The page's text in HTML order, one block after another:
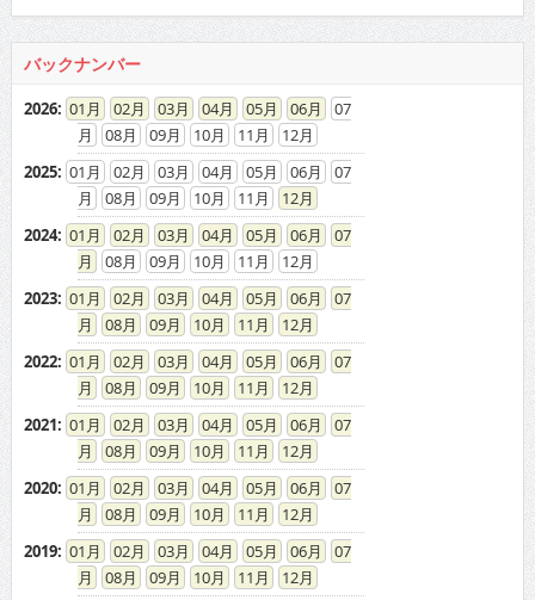
2026:01 02 03 04 05 06
07
08
2025: 01 02 03 04 05 06
07
08
09 10 11
12
2024: 01 02 03 04 05 06
07
08
09 10 11
12
2023: 01 02 03 04 05 06
07
08
09 10 11
12
2022: 01 02 03 04 05 06
07
08
09 10 11
12
2021: 01 02 03 04 05 06
07
08
09 10 11
12
2020: 01 02 03 04 05 06
07
08
09 10 11
12
2019: 01 02 03 04 05 06
07
08
09 10 11
12
2018: 01 02 03 04 05 06
07
08
09 10 11
12